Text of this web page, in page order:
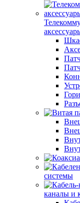
системы
каналы и